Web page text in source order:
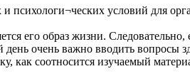
психологи¬ческих условий для
его образ жизни.
очень важно вводить вопросы
как соотносится изучаемый